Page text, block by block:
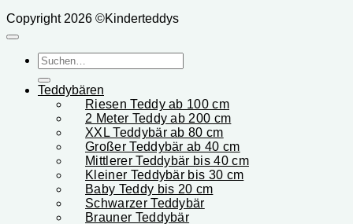
Copyright 2026 ©Kinderteddys
Suchen
nach:
Teddybären
Riesen Teddy ab 100 cm
2 Meter Teddy ab 200 cm
XXL Teddybär ab 80 cm
Großer Teddybär ab 40 cm
Mittlerer Teddybär bis 40 cm
Kleiner Teddybär bis 30 cm
Baby Teddy bis 20 cm
Schwarzer Teddybär
Brauner Teddybär